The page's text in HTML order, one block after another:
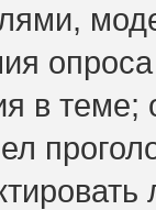
в теме;